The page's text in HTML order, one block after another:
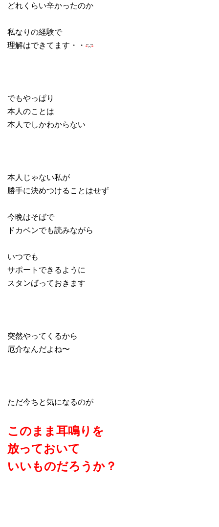
どれくらい辛かったのか
私なりの経験で
理解はできてます・・
でもやっぱり
本人のことは
本人でしかわからない
本人じゃない私が
勝手に決めつけることはせず
今晩はそばで
ドカベンでも読みながら
いつでも
サポートできるように
スタンばっておきます
突然やってくるから
厄介なんだよね〜
ただ今ちと気になるのが
このまま耳鳴りを
放っておいて
いいものだろうか？